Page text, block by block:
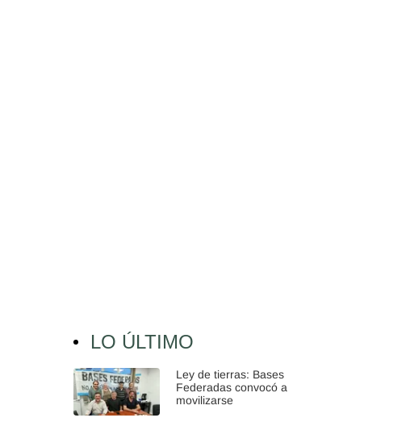
LO ÚLTIMO
Ley de tierras: Bases
Federadas convocó a
movilizarse